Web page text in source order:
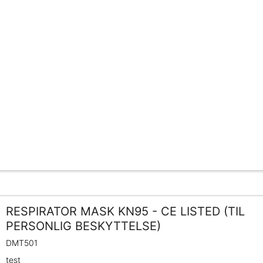
RESPIRATOR MASK KN95 - CE LISTED (TIL
PERSONLIG BESKYTTELSE)
DMT501
test